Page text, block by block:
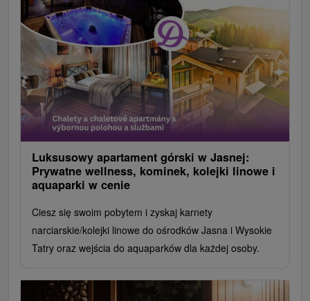
Luksusowy apartament górski w Jasnej:
Prywatne wellness, kominek, kolejki linowe i
aquaparki w cenie
Ciesz się swoim pobytem i zyskaj karnety
narciarskie/kolejki linowe do ośrodków Jasna i Wysokie
Tatry oraz wejścia do aquaparków dla każdej osoby.